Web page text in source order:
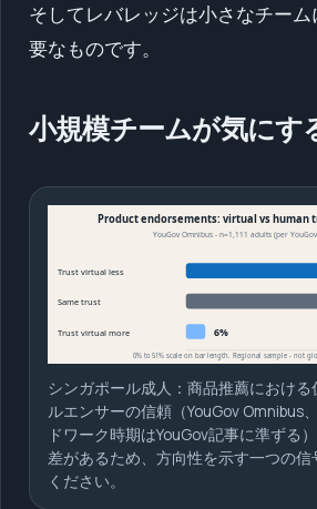
そしてレバレッジは小さなチー
要なものです。
小規模チームが気にす
シンガポール成人：商品推薦における
ルエンサーの信頼（YouGov Omnibus
ドワーク時期はYouGov記事に準ずる
差があるため、方向性を示す一つの信
ください。